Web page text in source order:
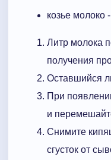
козье молоко
Литр молока
получения
Оставшийся
При
и
Снимите
сгусток от